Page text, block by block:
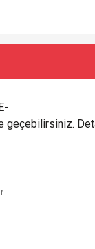
geçebilirsiniz.